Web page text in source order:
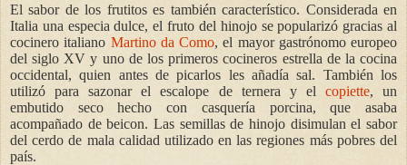
El sabor de los frutitos es también característico. Considerada en
Italia una especia dulce, el fruto del hinojo se popularizó gracias al
cocinero italiano Martino da Como, el mayor gastrónomo europeo
del siglo XV y uno de los primeros cocineros estrella de la cocina
occidental, quien antes de picarlos les añadía sal. También los
utilizó para sazonar el escalope de ternera y el copiette, un
embutido seco hecho con casquería porcina, que asaba
acompañado de beicon. Las semillas de hinojo disimulan el sabor
del cerdo de mala calidad utilizado en las regiones más pobres del
país.